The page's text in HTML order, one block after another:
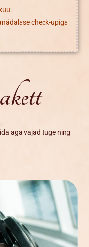
check-upiga
aga vajad tuge ning